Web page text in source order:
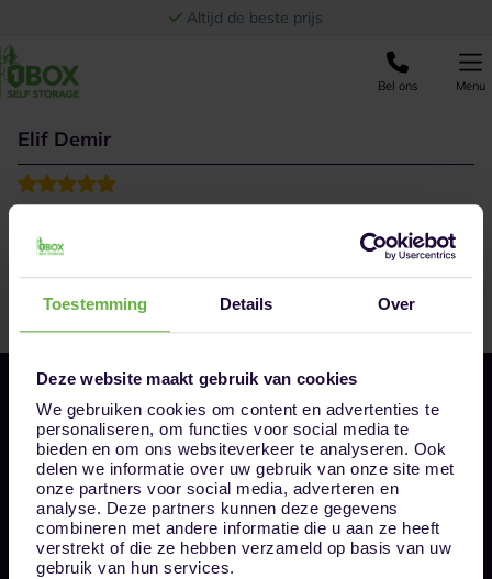
Toestemming Details Over
Deze website maakt gebruik van cookies
We gebruiken cookies om content en advertenties te
personaliseren, om functies voor social media te
bieden en om ons websiteverkeer te analyseren. Ook
delen we informatie over uw gebruik van onze site met
onze partners voor social media, adverteren en
analyse. Deze partners kunnen deze gegevens
combineren met andere informatie die u aan ze heeft
verstrekt of die ze hebben verzameld op basis van uw
gebruik van hun services.
Altijd de beste prijs
Bel ons Menu
Elif Demir
naar mogelijkheden.
Bel ons op 085 - 0161611
info@1box.nl
Volg ons